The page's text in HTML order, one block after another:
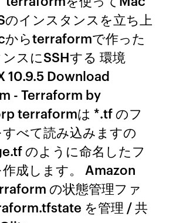
のインスタンスを立ち上
からterraformで作った
スにSSHする 環境
10.9.5 Download
- Terraform by
terraformは *.tf のフ
すべて読み込みますの
のように命名したフ
作成します。 Amazon
の状態管理ファ
を管理 / 共